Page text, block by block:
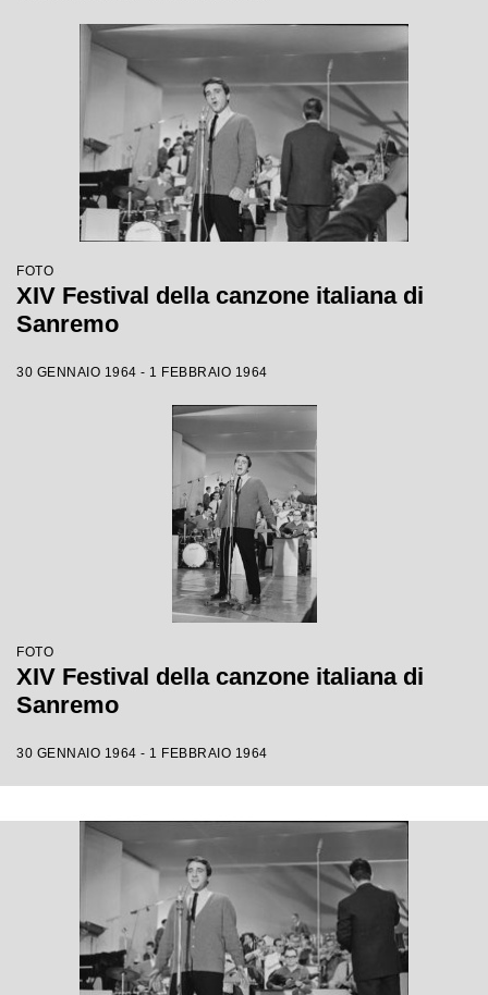
FOTO
XIV Festival della canzone italiana di
Sanremo
30 GENNAIO 1964 - 1 FEBBRAIO 1964
FOTO
XIV Festival della canzone italiana di
Sanremo
30 GENNAIO 1964 - 1 FEBBRAIO 1964